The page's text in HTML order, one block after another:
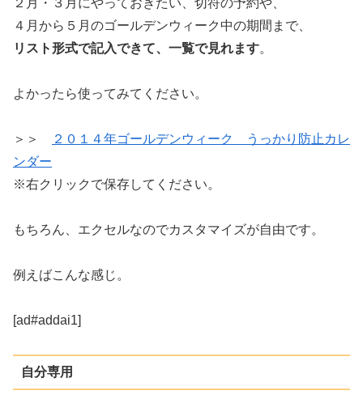
２月・３月にやっておきたい、切符の予約や、
４月から５月のゴールデンウィーク中の期間まで、
リスト形式で記入できて、一覧で見れます。
よかったら使ってみてください。
＞＞
２０１４年ゴールデンウィーク うっかり防止カレ
ンダー
※右クリックで保存してください。
もちろん、エクセルなのでカスタマイズが自由です。
例えばこんな感じ。
[ad#addai1]
自分専用